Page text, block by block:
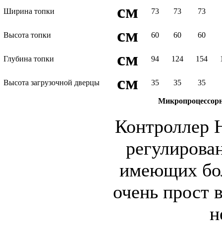
Ширина топки см 73 73 73
Высота топки см 60 60 60
Глубина топки см 94 124 154
Высота загрузочной дверцы см 35 35 35
Контроллер
имеющих
очень прост